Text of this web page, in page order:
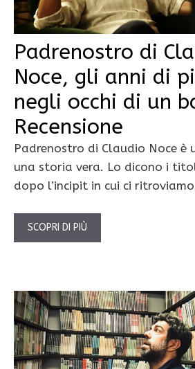
Padrenostro di
Noce, gli anni di
negli occhi di un
Recensione
Padrenostro di Claudio Noce
una storia vera. Lo dicono i
dopo l’incipit in cui ci
SCOPRI DI PIÙ